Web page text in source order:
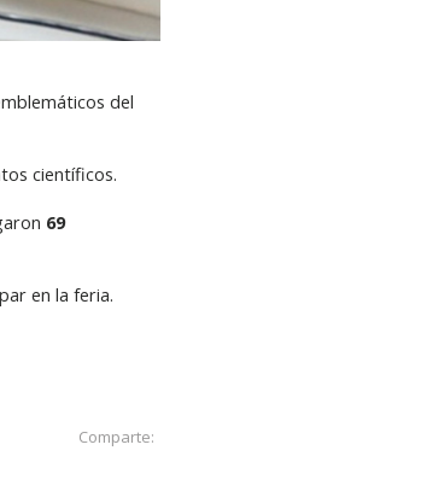
del
científicos.
69
en la feria.
Comparte: